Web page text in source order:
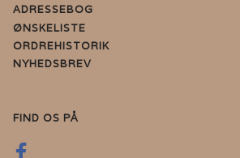
ADRESSEBOG
ØNSKELISTE
ORDREHISTORIK
NYHEDSBREV
FIND OS PÅ